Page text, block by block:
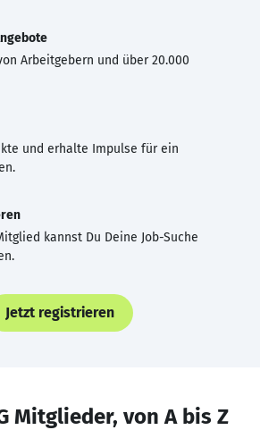
Arbeitgebern und über 20.000
und erhalte Impulse für ein
kannst Du Deine Job-Suche
Jetzt registrieren
Mitglieder, von A bis Z